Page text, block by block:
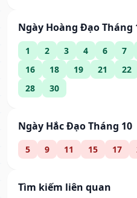
Ngày Hoàng Đạo Tháng
1 2 3 4 6 7
16
18 19 21 22
28
30
Ngày Hắc Đạo Tháng 10
5 9 11 15 17
Tìm kiếm liên quan